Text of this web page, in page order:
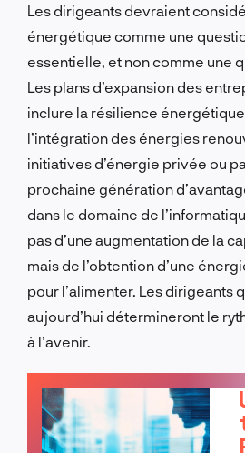
Les dirigeants devraient
énergétique comme une
essentielle, et non comme une
Les plans d’expansion des
inclure la résilience
l’intégration des énergies
initiatives d’énergie privée ou
prochaine génération
dans le domaine de
pas d’une augmentation de la
mais de l’obtention d’une
pour l’alimenter. Les dirigeants
aujourd’hui détermineront le
à l’avenir.